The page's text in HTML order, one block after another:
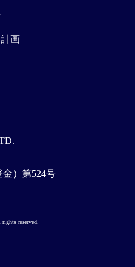
）第524号
画
reserved.